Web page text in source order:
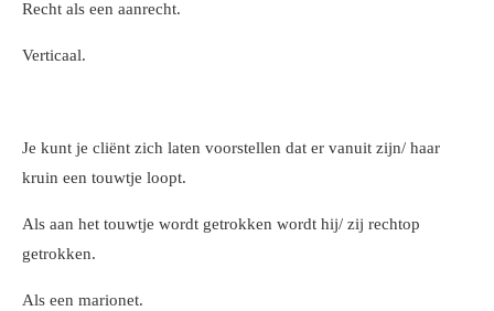
Recht als een aanrecht.
Verticaal.
Je kunt je cliënt zich laten voorstellen dat er vanuit zijn/ haar
kruin een touwtje loopt.
Als aan het touwtje wordt getrokken wordt hij/ zij rechtop
getrokken.
Als een marionet.